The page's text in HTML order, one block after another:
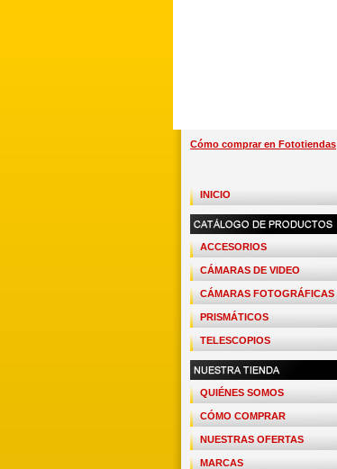
Cómo comprar en Fototiendas
INICIO
ACCESORIOS
CÁMARAS DE VIDEO
CÁMARAS FOTOGRÁFICAS
PRISMÁTICOS
TELESCOPIOS
QUIÉNES SOMOS
CÓMO COMPRAR
NUESTRAS OFERTAS
MARCAS